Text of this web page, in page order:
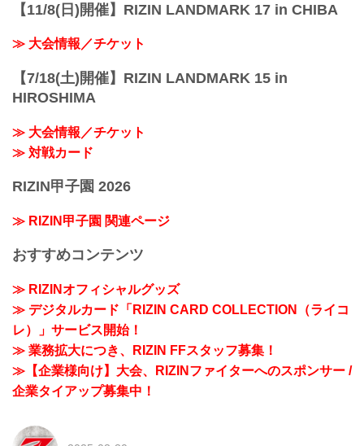
【11/8(日)開催】RIZIN LANDMARK 17 in CHIBA
≫ 大会情報／チケット
【7/18(土)開催】RIZIN LANDMARK 15 in
HIROSHIMA
≫ 大会情報／チケット
≫ 対戦カード
RIZIN甲子園 2026
≫ RIZIN甲子園 関連ページ
おすすめコンテンツ
≫ RIZINオフィシャルグッズ
≫ デジタルカード「RIZIN CARD COLLECTION（ライコ
レ）」サービス開始！
≫ 業務拡大につき、RIZIN FFスタッフ募集！
≫【企業様向け】大会、RIZINファイターへのスポンサー /
企業タイアップ募集中！